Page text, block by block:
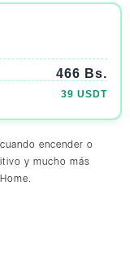
466 Bs.
39 USDT
encender o
y mucho más